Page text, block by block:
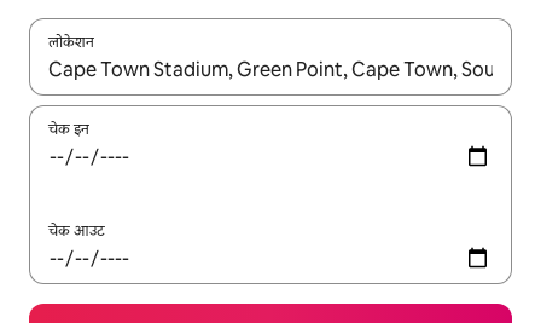
लोकेशन
नतीजों के उपलब्ध होने पर, अप और डाउन 'ऐरो की' का इस्तेमाल करके नेविगेट
चेक इन
चेक आउट